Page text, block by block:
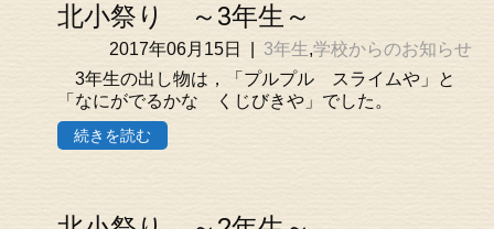
北小祭り ～3年生～
2017年06月15日 3年生,学校からのお知らせ
3年生の出し物は，「プルプル スライムや」と
「なにがでるかな くじびきや」でした。
続きを読む